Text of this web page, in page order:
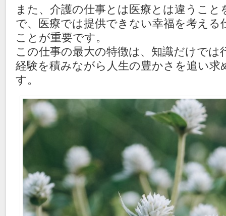
また、介護の仕事とは医療とは違うこ
で、医療では提供できない幸福を考える
ことが重要です。
この仕事の最大の特徴は、知識だけでは
経験を積みながら人生の豊かさを追い
す。